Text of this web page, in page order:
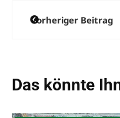
Vorheriger Beitrag
Das könnte